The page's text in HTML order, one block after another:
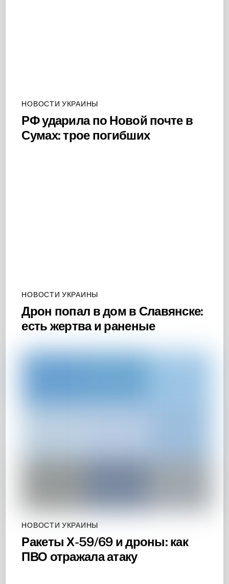
НОВОСТИ УКРАИНЫ
РФ ударила по Новой почте в
Сумах: трое погибших
НОВОСТИ УКРАИНЫ
Дрон попал в дом в Славянске:
есть жертва и раненые
НОВОСТИ УКРАИНЫ
Ракеты Х-59/69 и дроны: как
ПВО отражала атаку